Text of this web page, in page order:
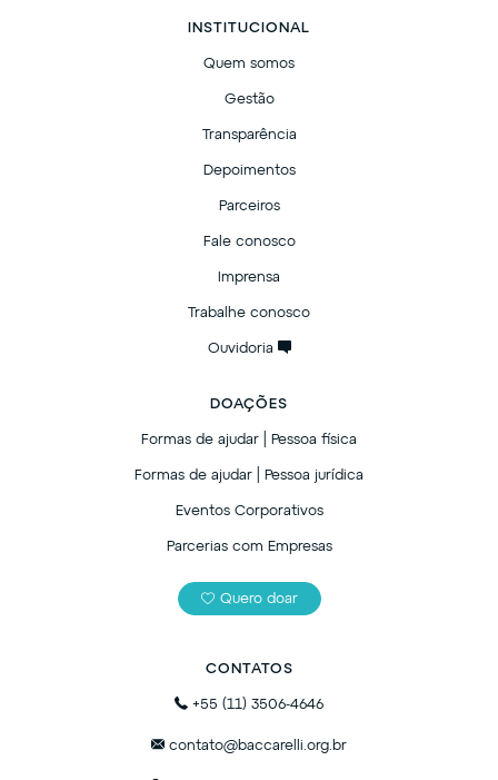
INSTITUCIONAL
Quem somos
Gestão
Transparência
Depoimentos
Parceiros
Fale conosco
Imprensa
Trabalhe conosco
Ouvidoria
DOAÇÕES
Formas de ajudar | Pessoa física
Formas de ajudar | Pessoa jurídica
Eventos Corporativos
Parcerias com Empresas
Quero doar
CONTATOS
+55 (11) 3506-4646
contato@baccarelli.org.br